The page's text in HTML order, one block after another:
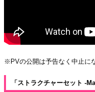
※PVの公開は予告なく中止に
「ストラクチャーセット -